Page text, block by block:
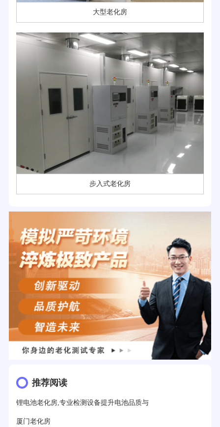
大型老化房
步入式老化房
推荐阅读
锂电池老化房,专业检测设备提升电池品质与
厦门老化房